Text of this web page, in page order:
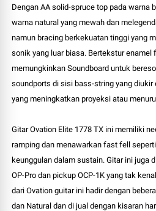
Dengan AA solid-spruce top pada warna
warna natural yang mewah dan
namun bracing berkekuatan tinggi yang
sonik yang luar biasa. Bertekstur enamel
memungkinkan Soundboard untuk
soundports di sisi bass-string yang diukir
yang meningkatkan proyeksi atau
Gitar Ovation Elite 1778 TX ini memiliki
ramping dan menawarkan fast fell
keunggulan dalam sustain. Gitar ini juga
OP-Pro dan pickup OCP-1K yang tak
dari Ovation guitar ini hadir dengan
dan Natural dan di jual dengan kisaran